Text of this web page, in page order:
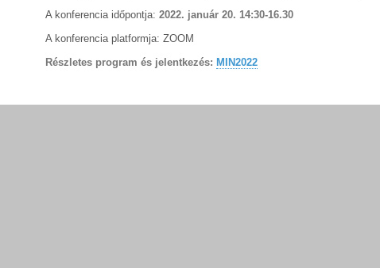
A konferencia időpontja: 2022. január 20. 14:30-16.30
A konferencia platformja: ZOOM
Részletes program és jelentkezés: MIN2022